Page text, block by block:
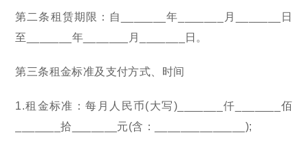
第二条租赁期限：自_______年_______月_______日
至_______年_______月_______日。
第三条租金标准及支付方式、时间
1.租金标准：每月人民币(大写)_______仟_______佰
_______拾_______元(含：______________);